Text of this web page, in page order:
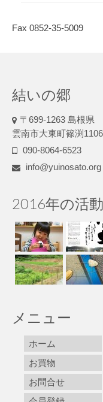
Fax 0852-35-5009
結いの郷
〒699-1263 島根県
雲南市大東町篠渕
090-8064-6523
info@yuinosato.org
2016年の活動
メニュー
ホーム
お買物
お問合せ